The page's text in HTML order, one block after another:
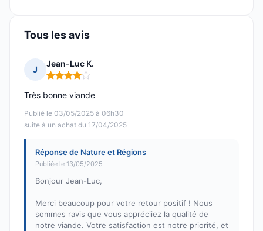
Tous les avis
J
Jean-Luc K.
Note : 4 sur 5
Publié le 03/05/2025 à 06h30
suite à un achat du 17/04/2025
Très bonne viande
Réponse de Nature et Régions
Publiée le 13/05/2025
Bonjour Jean-Luc,
Merci beaucoup pour votre retour positif ! Nous
sommes ravis que vous appréciiez la qualité de
notre viande. Votre satisfaction est notre priorité, et